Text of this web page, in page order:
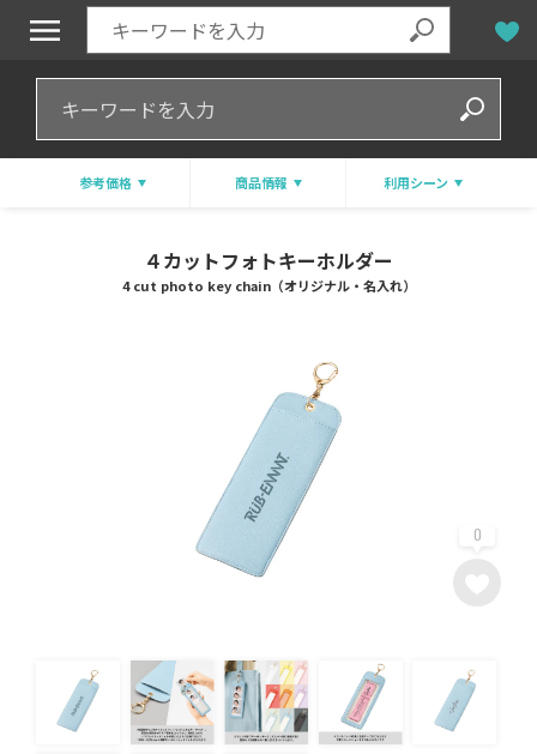
参考価格 商品情報 利用シーン
４カットフォトキーホルダー
4 cut photo key chain（オリジナル・名入れ）
0